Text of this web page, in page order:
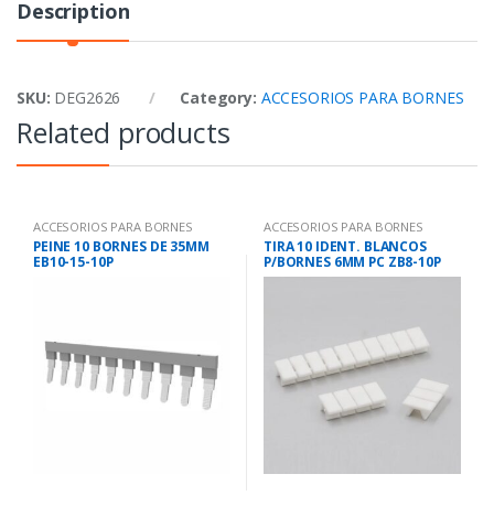
Description
SKU: DEG2626 Category: ACCESORIOS PARA BORNES
Related products
ACCESORIOS PARA BORNES
PEINE 10 BORNES DE 35MM
EB10-15-10P
ACCESORIOS PARA BORNES
TIRA 10 IDENT. BLANCOS
P/BORNES 6MM PC ZB8-10P